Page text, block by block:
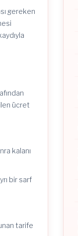
gereken
ücret
kalanı
bir sarf
tarife